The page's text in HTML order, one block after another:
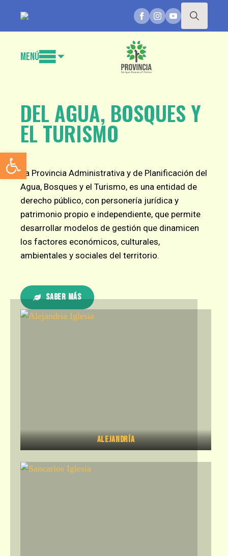
Abrir barra de herramientas
Menú
DEL AGUA, BOSQUES Y
EL TURISMO
La Provincia Administrativa y de Planificación del
Agua, Bosques y el Turismo, es una entidad de
derecho público, con personería jurídica y
patrimonio propio e independiente, que permite
desarrollar modelos de gestión que dinamicen
los factores económicos, culturales,
ambientales y sociales del territorio.
Saber más
Alejandría